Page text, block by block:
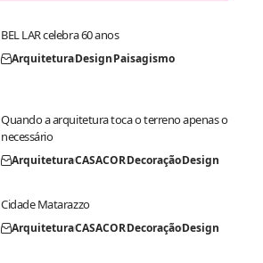
BEL LAR celebra 60 anos
ArquiteturaDesignPaisagismo
Quando a arquitetura toca o terreno apenas o
necessário
ArquiteturaCASACORDecoraçãoDesign
Cidade Matarazzo
ArquiteturaCASACORDecoraçãoDesign